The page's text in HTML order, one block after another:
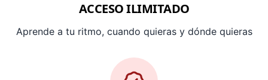
ACCESO ILIMITADO
Aprende a tu ritmo, cuando quieras y dónde quieras